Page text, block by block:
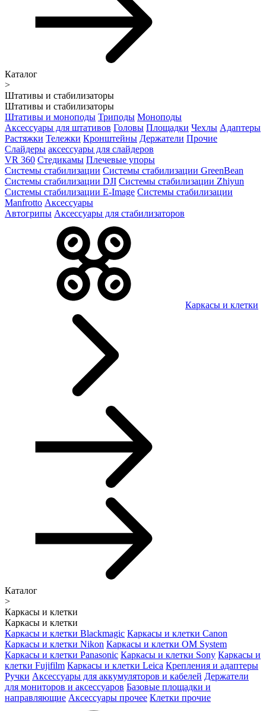
Каталог
>
Штативы и стабилизаторы
Штативы и стабилизаторы
Штативы и моноподы Триподы Моноподы
Аксессуары для штативов Головы Площадки Чехлы Адаптеры
Растяжки Тележки Кронштейны Держатели Прочие
Слайдеры аксессуары для слайдеров
VR 360 Стедикамы Плечевые упоры
Системы стабилизации Системы стабилизации GreenBean
Системы стабилизации DJI Системы стабилизации Zhiyun
Системы стабилизации E-Image Системы стабилизации
Manfrotto Аксессуары
Автогрипы Аксессуары для стабилизаторов
Каркасы и клетки
Каталог
>
Каркасы и клетки
Каркасы и клетки
Каркасы и клетки Blackmagic Каркасы и клетки Canon
Каркасы и клетки Nikon Каркасы и клетки OM System
Каркасы и клетки Panasonic Каркасы и клетки Sony Каркасы и
клетки Fujifilm Каркасы и клетки Leica Крепления и адаптеры
Ручки Аксессуары для аккумуляторов и кабелей Держатели
для мониторов и аксессуаров Базовые площадки и
направляющие Аксессуары прочее Клетки прочие